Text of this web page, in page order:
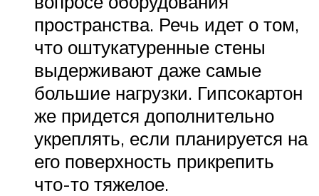
пространства. Речь идет о том,
что оштукатуренные стены
выдерживают даже самые
большие нагрузки. Гипсокартон
же придется дополнительно
укреплять, если планируется на
его поверхность прикрепить
что-то тяжелое.